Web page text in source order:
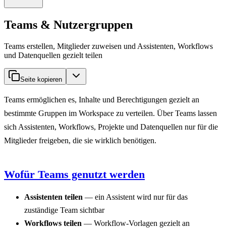
Teams & Nutzergruppen
Teams erstellen, Mitglieder zuweisen und Assistenten, Workflows
und Datenquellen gezielt teilen
Seite kopieren
Teams ermöglichen es, Inhalte und Berechtigungen gezielt an
bestimmte Gruppen im Workspace zu verteilen. Über Teams lassen
sich Assistenten, Workflows, Projekte und Datenquellen nur für die
Mitglieder freigeben, die sie wirklich benötigen.
Wofür Teams genutzt werden
Assistenten teilen — ein Assistent wird nur für das
zuständige Team sichtbar
Workflows teilen — Workflow-Vorlagen gezielt an